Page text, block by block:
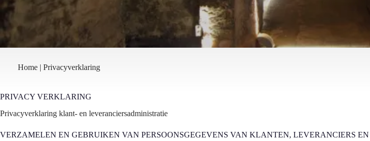
Home | Privacyverklaring
PRIVACY VERKLARING
Privacyverklaring klant- en leveranciersadministratie
VERZAMELEN EN GEBRUIKEN VAN PERSOONSGEGEVENS VAN KLANTEN, LEVERANCIERS